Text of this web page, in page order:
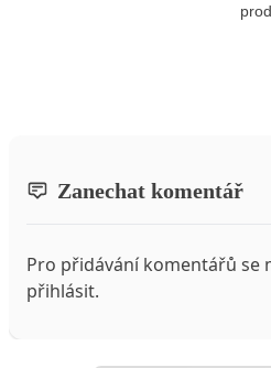
Zanechat komentář
Pro přidávání komentářů se
přihlásit.